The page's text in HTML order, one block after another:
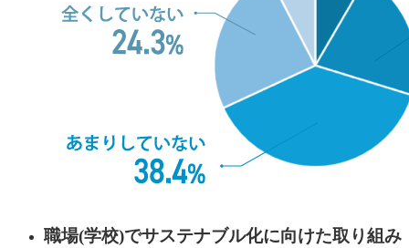
職場(学校)でサステナブル化に向けた取り組み